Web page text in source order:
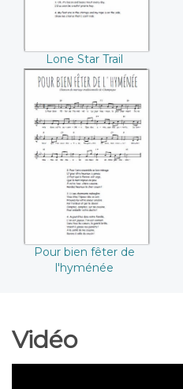
Lone Star Trail
Pour bien fêter de
l'hyménée
Pour bien fêter de
l'hyménée
Vidéo